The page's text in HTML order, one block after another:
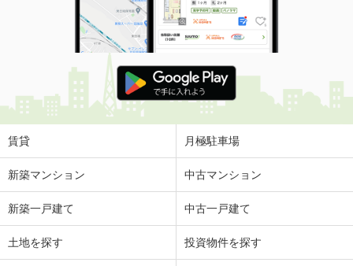
賃貸 月極駐車場
新築マンション 中古マンション
新築一戸建て 中古一戸建て
土地を探す 投資物件を探す